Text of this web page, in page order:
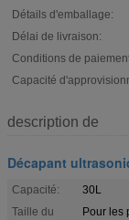
Détails d'emballage:
Délai de livraison:
Conditions de
Capacité
description de
Décapant
Capacité:
30L
Taille du
Pour les